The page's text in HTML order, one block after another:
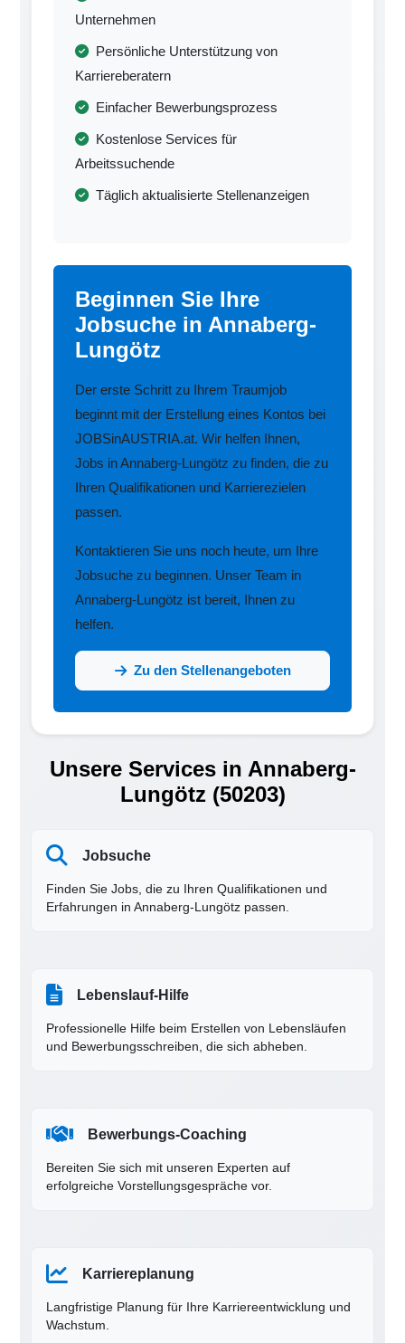
Unternehmen
Persönliche Unterstützung von
Karriereberatern
Einfacher Bewerbungsprozess
Kostenlose Services für
Arbeitssuchende
Täglich aktualisierte Stellenanzeigen
Beginnen Sie Ihre
Jobsuche in Annaberg-
Lungötz
Der erste Schritt zu Ihrem Traumjob
beginnt mit der Erstellung eines Kontos bei
JOBSinAUSTRIA.at. Wir helfen Ihnen,
Jobs in Annaberg-Lungötz zu finden, die zu
Ihren Qualifikationen und Karrierezielen
passen.
Kontaktieren Sie uns noch heute, um Ihre
Jobsuche zu beginnen. Unser Team in
Annaberg-Lungötz ist bereit, Ihnen zu
helfen.
Zu den Stellenangeboten
Unsere Services in Annaberg-
Lungötz (50203)
Jobsuche
Finden Sie Jobs, die zu Ihren Qualifikationen und
Erfahrungen in Annaberg-Lungötz passen.
Lebenslauf-Hilfe
Professionelle Hilfe beim Erstellen von Lebensläufen
und Bewerbungsschreiben, die sich abheben.
Bewerbungs-Coaching
Bereiten Sie sich mit unseren Experten auf
erfolgreiche Vorstellungsgespräche vor.
Karriereplanung
Langfristige Planung für Ihre Karriereentwicklung und
Wachstum.